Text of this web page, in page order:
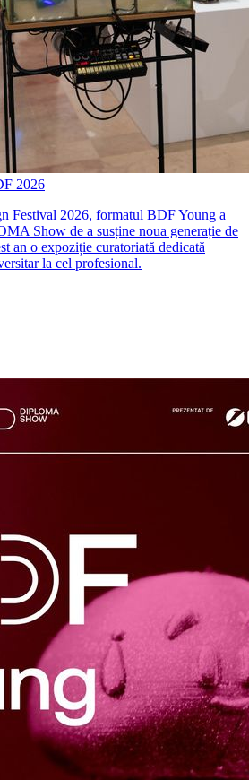
2026
Festival 2026, formatul BDF Young a
Show de a susține noua generație de
an o expoziție curatoriată dedicată
la cel profesional.